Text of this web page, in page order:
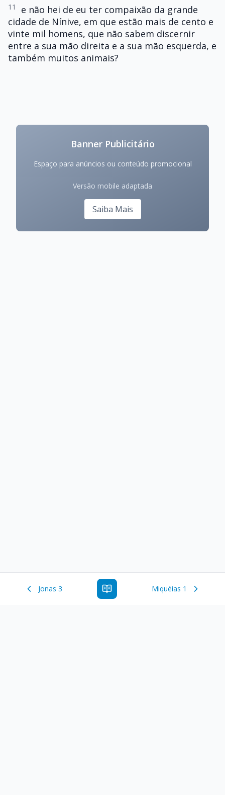
11
e não hei de eu ter compaixão da grande
cidade de Nínive, em que estão mais de cento e
vinte mil homens, que não sabem discernir
entre a sua mão direita e a sua mão esquerda, e
também muitos animais?
Banner Publicitário
Espaço para anúncios ou conteúdo promocional
Versão mobile adaptada
Saiba Mais
Jonas 3 Miquéias 1